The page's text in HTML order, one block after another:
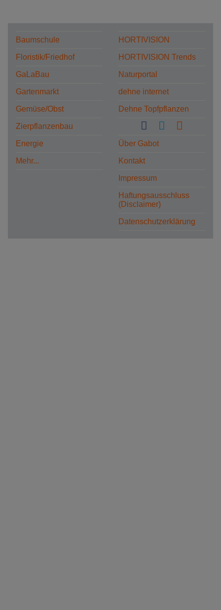
Baumschule
Floristik/Friedhof
GaLaBau
Gartenmarkt
Gemüse/Obst
Zierpflanzenbau
Energie
Mehr...
HORTIVISION
HORTIVISION Trends
Naturportal
dehne internet
Dehne Topfpflanzen
Über Gabot
Kontakt
Impressum
Haftungsausschluss
(Disclaimer)
Datenschutzerklärung